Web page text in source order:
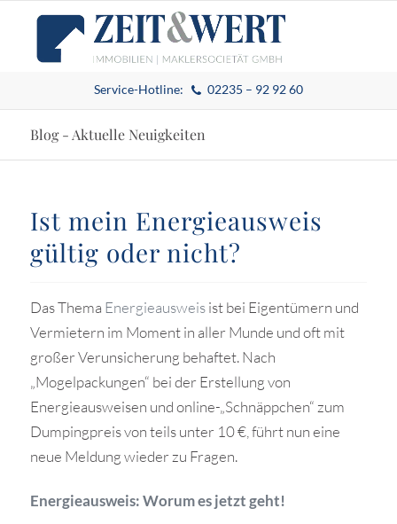
Service-Hotline: 02235 – 92 92 60
Blog - Aktuelle Neuigkeiten
Ist mein Energieausweis
gültig oder nicht?
Das Thema Energieausweisist bei Eigentümern und
Vermietern im Moment in aller Munde und oft mit
großer Verunsicherung behaftet. Nach
„Mogelpackungen“ bei der Erstellung von
Energieausweisen und online-„Schnäppchen“ zum
Dumpingpreis von teils unter 10 €, führt nun eine
neue Meldung wieder zu Fragen.
Energieausweis: Worum es jetzt geht!